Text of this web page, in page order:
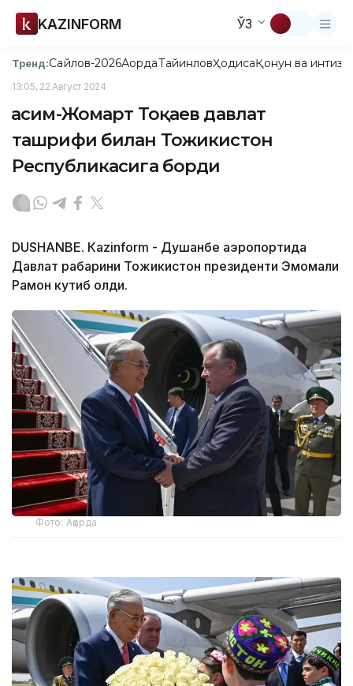
KAZINFORM ЎЗ
Тренд:Сайлов-2026АқордаТайинловҲодисаҚонун ва
13:05, 22 Август 2024
Қасим-Жомарт Тоқаев давлат
ташрифи билан Тожикистон
Республикасига борди
DUSHANBE. Кazinform - Душанбе аэропортида
Давлат раҳбарини Тожикистон президенти Эмомали
Раҳмон кутиб олди.
Фото: Ақорда